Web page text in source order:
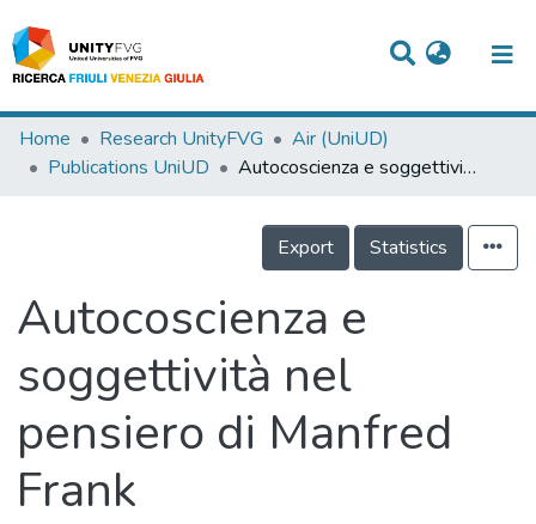
Titles
Events
Projects
People
Skills
Home Research UnityFVG
Air (UniUD)
Publications UniUD
Autocoscienza e soggettività nel pensiero di Manfred Frank
Export Statistics
Autocoscienza e
soggettività nel
pensiero di Manfred
Frank